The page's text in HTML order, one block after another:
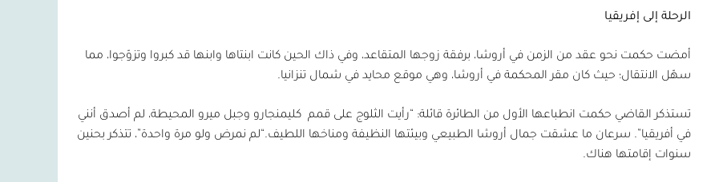
الرحلة إلى إفريقيا
أمضت حكمت نحو عقد من الزمن في أروشا، برفقة زوجها المتقاعد، وفي ذاك الحين كانت ابنتاها وابنها قد كبروا وتزوّجوا، مما
سهّل الانتقال؛ حيث كان مقر المحكمة في أروشا، وهي موقع محايد في شمال تنزانيا.
تستذكر القاضي حكمت انطباعها الأول من الطائرة قائلة: “رأيت الثلوج على قمم كليمنجارو وجبل ميرو المحيطة، لم أصدق أنني
في أفريقيا”. سرعان ما عشقت جمال أروشا الطبيعي وبيئتها النظيفة ومناخها اللطيف.“لم نمرض ولو مرة واحدة”، تتذكر بحنين
سنوات إقامتها هناك.